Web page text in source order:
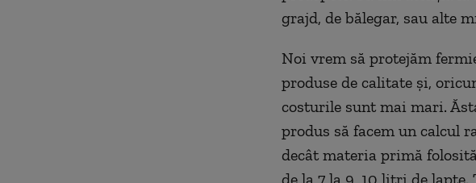
grajd, de bălegar, sau alte
Noi vrem să protejăm
produse de calitate și,
costurile sunt mai mari.
produs să facem un calcul
decât materia primă
de la 7 la 9, 10 litri de lapte.